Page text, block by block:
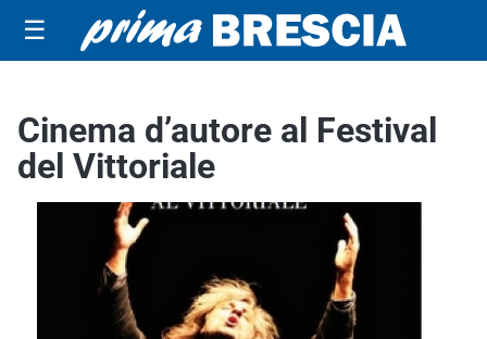
☰
Cinema d’autore al Festival
del Vittoriale